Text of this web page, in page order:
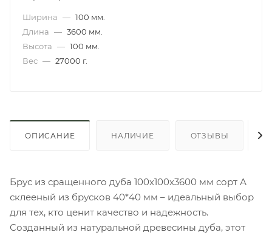
Ширина — 100 мм.
Длина — 3600 мм.
Высота — 100 мм.
Вес — 27000 г.
ОПИСАНИЕ НАЛИЧИЕ ОТЗЫВЫ
Брус из сращенного дуба 100х100х3600 мм сорт А
склееный из брусков 40*40 мм – идеальный выбор
для тех, кто ценит качество и надежность.
Созданный из натуральной древесины дуба, этот